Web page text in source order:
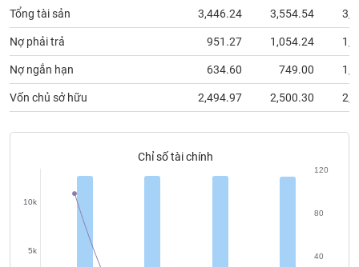
Tổng tài sản 3,446.24 3,554.54
Nợ phải trả 951.27 1,054.24
Nợ ngắn hạn 634.60 749.00
Vốn chủ sở hữu 2,494.97 2,500.30
Chỉ số tài chính
5k
10k
40
80
120
Truyền
thông
tài
chính